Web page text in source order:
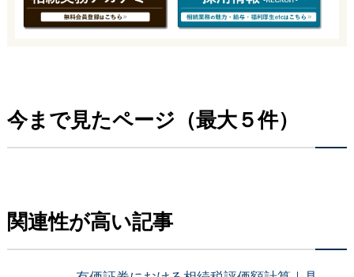
今まで見たページ（最大５件）
関連性が高い記事